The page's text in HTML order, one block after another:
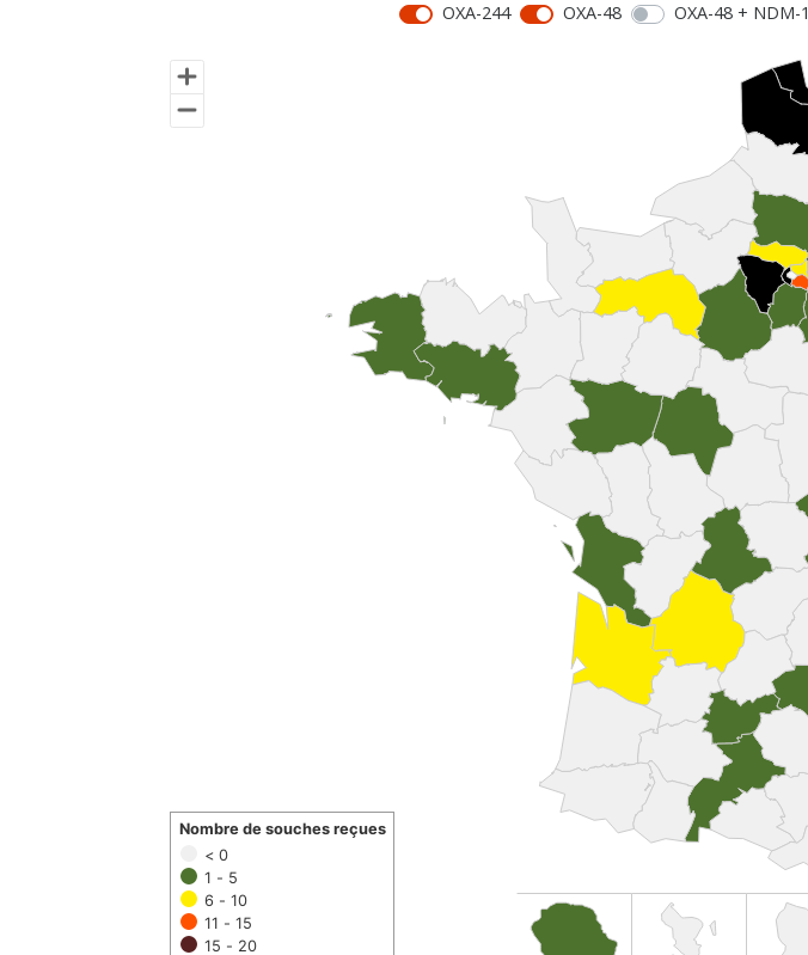
OXA-244
OXA-48 OXA-48 + NDM-1
< 0
1 - 5
6 - 10
11 - 15
15 - 20
Nombre de souches reçues